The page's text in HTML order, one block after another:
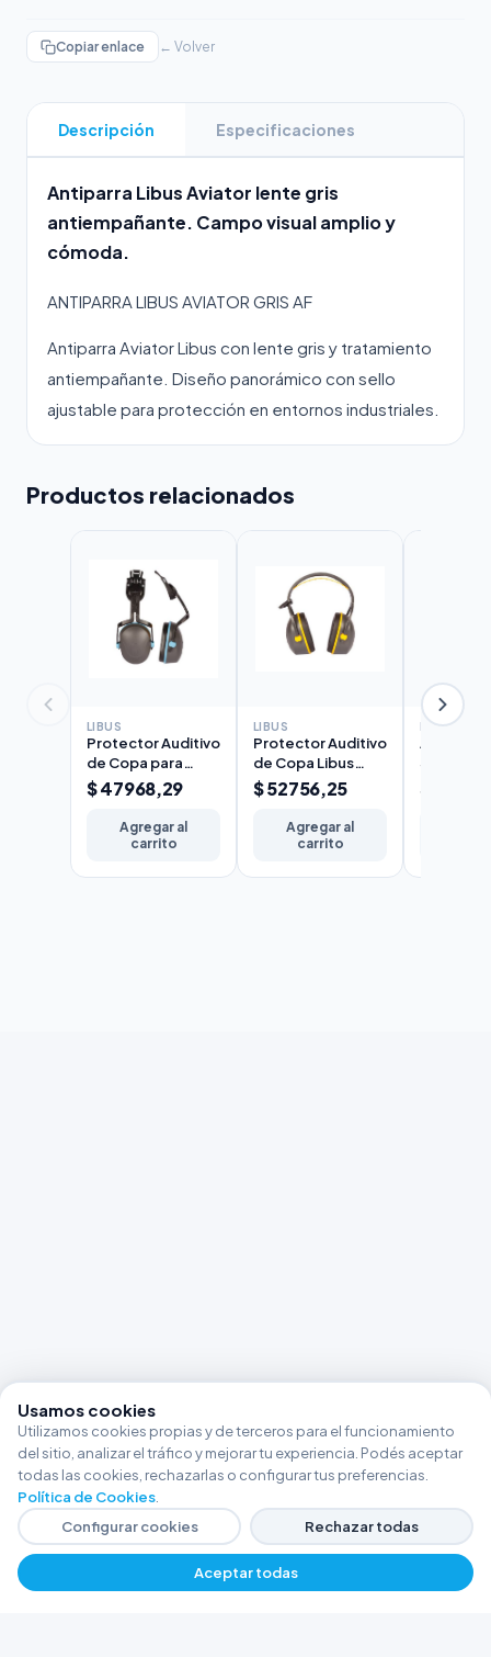
Copiar enlace ← Volver
Descripción Especificaciones
Antiparra Libus Aviator lente gris
antiempañante. Campo visual amplio y
cómoda.
ANTIPARRA LIBUS AVIATOR GRIS AF
Antiparra Aviator Libus con lente gris y tratamiento
antiempañante. Diseño panorámico con sello
ajustable para protección en entornos industriales.
Productos relacionados
LIBUS
Protector Auditivo
de Copa para
Casco Libus L-320
$ 47968,29
Agregar al
carrito
LIBUS
Protector Auditivo
de Copa Libus
Modelo L-340
$ 52756,25
Agregar al
carrito
LIBUS
Anteojo
$
$ 17319,42 + Agregar
Usamos cookies
Utilizamos cookies propias y de terceros para el funcionamiento
del sitio, analizar el tráfico y mejorar tu experiencia. Podés aceptar
todas las cookies, rechazarlas o configurar tus preferencias.
Política de Cookies
Configurar cookies
Rechazar todas
Aceptar todas